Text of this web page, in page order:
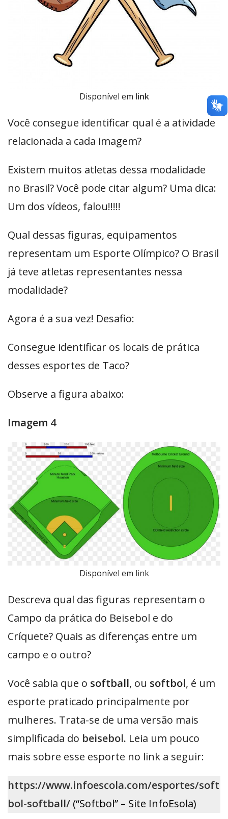
Disponível em link
Você consegue identificar qual é a atividade
relacionada a cada imagem?
Existem muitos atletas dessa modalidade
no Brasil? Você pode citar algum? Uma dica:
Um dos vídeos, falou!!!!!
Qual dessas figuras, equipamentos
representam um Esporte Olímpico? O Brasil
já teve atletas representantes nessa
modalidade?
Agora é a sua vez! Desafio:
Consegue identificar os locais de prática
desses esportes de Taco?
Observe a figura abaixo:
Imagem 4
Disponível em link
Descreva qual das figuras representam o
Campo da prática do Beisebol e do
Críquete? Quais as diferenças entre um
campo e o outro?
Você sabia que o softball, ou softbol, é um
esporte praticado principalmente por
mulheres. Trata-se de uma versão mais
simplificada do beisebol. Leia um pouco
mais sobre esse esporte no link a seguir:
https://www.infoescola.com/esportes/soft
bol-softball/ (“Softbol” – Site InfoEsola)